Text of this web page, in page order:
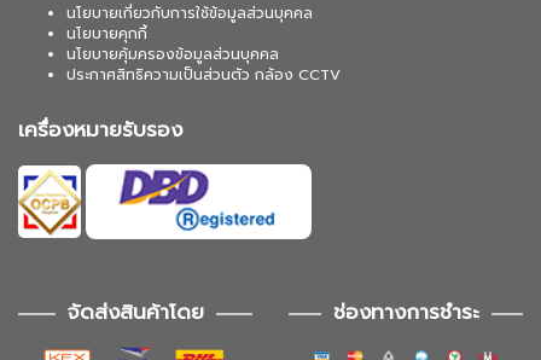
นโยบายเกี่ยวกับการใช้ข้อมูลส่วนบุคคล
นโยบายคุกกี้
นโยบายคุ้มครองข้อมูลส่วนบุคคล
ประกาศสิทธิความเป็นส่วนตัว กล้อง CCTV
เครื่องหมายรับรอง
จัดส่งสินค้าโดย ช่องทางการชำระ